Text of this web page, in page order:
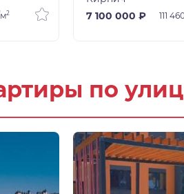
2
7 100 000 ₽
111
по